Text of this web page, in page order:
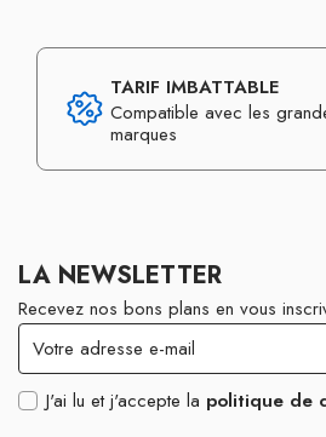
TARIF IMBATTABLE
Compatible avec les
marques
LA NEWSLETTER
Recevez nos bons plans en vous
J'ai lu et j'accepte la politique de